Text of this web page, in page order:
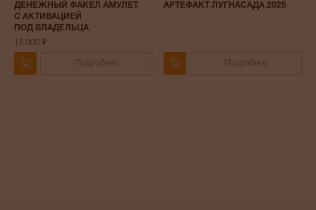
ДЕНЕЖНЫЙ ФАКЕЛ АМУЛЕТ
С АКТИВАЦИЕЙ
ПОД ВЛАДЕЛЬЦА
15 000 ₽
Подробнее
АРТЕФАКТ ЛУГНАСАДА 2025
Подробнее